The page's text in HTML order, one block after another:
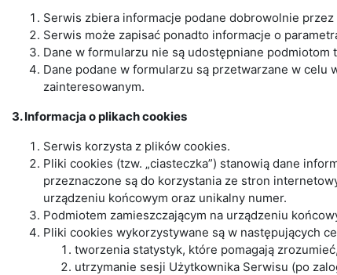
Serwis zbiera informacje podane dobrowolnie przez
Serwis może zapisać ponadto informacje o
Dane w formularzu nie są udostępniane
Dane podane w formularzu są przetwarzane w
zainteresowanym.
3. Informacja o plikach cookies
Serwis korzysta z plików cookies.
Pliki cookies (tzw. „ciasteczka”) stanowią dane
przeznaczone są do korzystania ze stron
urządzeniu końcowym oraz unikalny numer.
Podmiotem zamieszczającym na urządzeniu
Pliki cookies wykorzystywane są w następujących
tworzenia statystyk, które pomagają
utrzymanie sesji Użytkownika Serwisu (po